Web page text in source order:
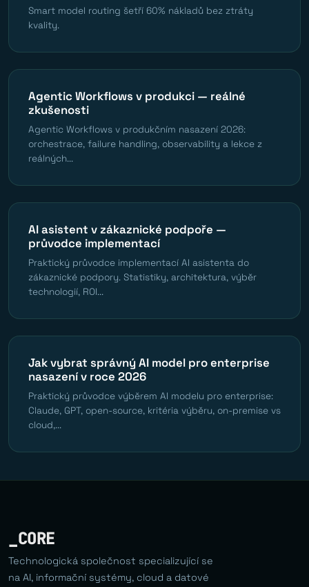
Smart model routing šetří 60% nákladů bez ztráty
kvality.
Agentic Workflows v produkci — reálné
zkušenosti
Agentic Workflows v produkčním nasazení 2026:
orchestrace, failure handling, observability a lekce z
reálných...
AI asistent v zákaznické podpoře —
průvodce implementací
Praktický průvodce implementací AI asistenta do
zákaznické podpory. Statistiky, architektura, výběr
technologií, ROI...
Jak vybrat správný AI model pro enterprise
nasazení v roce 2026
Praktický průvodce výběrem AI modelu pro enterprise:
Claude, GPT, open-source, kritéria výběru, on-premise vs
cloud,...
_CORE
Technologická společnost specializující se
na AI, informační systémy, cloud a datové